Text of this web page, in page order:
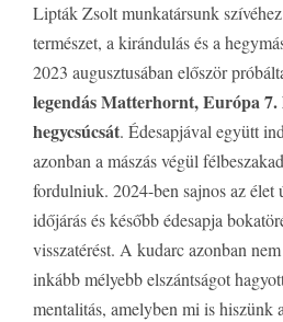
Lipták Zsolt munkatársunk
természet, a kirándulás és a
2023 augusztusában először
legendás Matterhornt, Európa 7.
hegycsúcsát. Édesapjával együtt
azonban a mászás végül
fordulniuk. 2024-ben sajnos az élet
időjárás és később édesapja
visszatérést. A kudarc azonban
inkább mélyebb elszántságot
mentalitás, amelyben mi is hiszünk